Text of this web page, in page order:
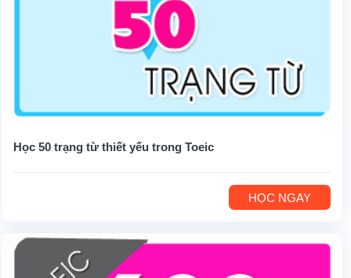
Học 50 trạng từ thiết yếu trong Toeic
HỌC NGAY